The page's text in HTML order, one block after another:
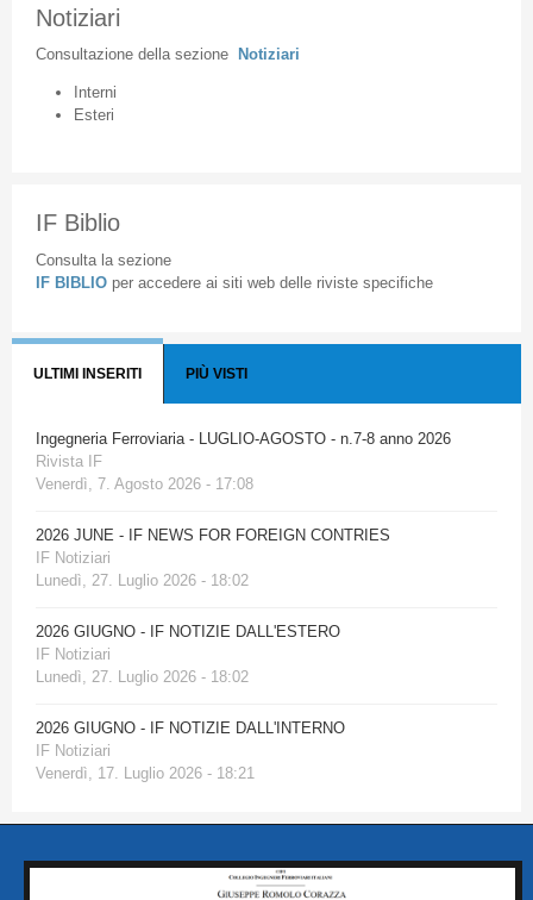
Notiziari
Consultazione della sezione Notiziari
Interni
Esteri
IF Biblio
Consulta la sezione
IF BIBLIO per accedere ai siti web delle riviste specifiche
ULTIMI INSERITI PIÙ VISTI
Ingegneria Ferroviaria - LUGLIO-AGOSTO - n.7-8 anno 2026
Rivista IF
Venerdì, 7. Agosto 2026 - 17:08
2026 JUNE - IF NEWS FOR FOREIGN CONTRIES
IF Notiziari
Lunedì, 27. Luglio 2026 - 18:02
2026 GIUGNO - IF NOTIZIE DALL'ESTERO
IF Notiziari
Lunedì, 27. Luglio 2026 - 18:02
2026 GIUGNO - IF NOTIZIE DALL'INTERNO
IF Notiziari
Venerdì, 17. Luglio 2026 - 18:21